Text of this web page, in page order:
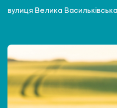
вулиця Велика